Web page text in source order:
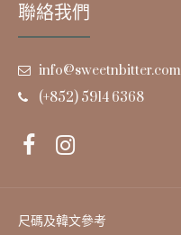
聯絡我們
info@sweetnbitter.com
(+852) 5914 6368
尺碼及韓文參考